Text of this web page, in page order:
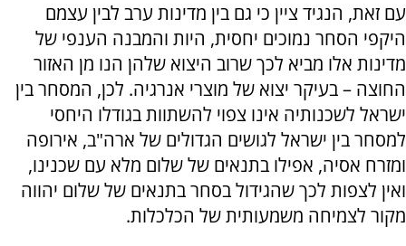
עם זאת, הנגיד ציין כי גם בין מדינות ערב לבין עצמם
היקפי הסחר נמוכים יחסית, היות והמבנה הענפי של
מדינות אלו מביא לכך שרוב היצוא שלהן הנו מן האזור
החוצה – בעיקר יצוא של מוצרי אנרגיה. לכן, המסחר בין
ישראל לשכנותיה אינו צפוי להשתוות בגודלו היחסי
למסחר בין ישראל לגושים הגדולים של ארה"ב, אירופה
ומזרח אסיה, אפילו בתנאים של שלום מלא עם שכנינו,
ואין לצפות לכך שהגידול בסחר בתנאים של שלום יהווה
מקור לצמיחה משמעותית של הכלכלות.